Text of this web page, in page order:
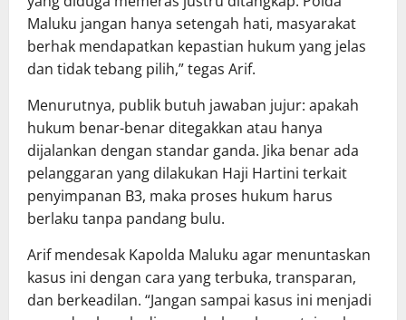
Maluku jangan hanya setengah hati, masyarakat
berhak mendapatkan kepastian hukum yang jelas
dan tidak tebang pilih,” tegas Arif.
Menurutnya, publik butuh jawaban jujur: apakah
hukum benar-benar ditegakkan atau hanya
dijalankan dengan standar ganda. Jika benar ada
pelanggaran yang dilakukan Haji Hartini terkait
penyimpanan B3, maka proses hukum harus
berlaku tanpa pandang bulu.
Arif mendesak Kapolda Maluku agar menuntaskan
kasus ini dengan cara yang terbuka, transparan,
dan berkeadilan. “Jangan sampai kasus ini menjadi